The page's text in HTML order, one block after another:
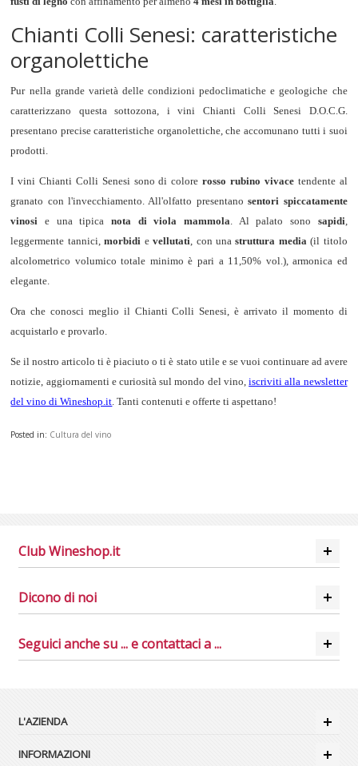
Chianti Colli Senesi: caratteristiche
organolettiche
Pur nella grande varietà delle condizioni pedoclimatiche e geologiche che
caratterizzano questa sottozona, i vini Chianti Colli Senesi D.O.C.G.
presentano precise caratteristiche organolettiche, che accomunano tutti i suoi
prodotti.
I vini Chianti Colli Senesi sono di colorerosso rubino vivacetendente al
granato con l'invecchiamento. All'olfatto presentanosentori spiccatamente
vinosi e una tipicanota di viola mammola . Al palato sono sapidi
leggermente tannici,morbidi evellutati , con unastruttura media (il titolo
alcolometrico volumico totale minimo è pari a 11,50% vol.), armonica ed
elegante.
Ora che conosci meglio il Chianti Colli Senesi, è arrivato il momento di
acquistarlo e provarlo.
Se il nostro articolo ti è piaciuto o ti è stato utile e se vuoi continuare ad avere
notizie, aggiornamenti e curiosità sul mondo del vino,iscriviti alla newsletter
del vino di Wineshop.it . Tanti contenuti e offerte ti aspettano!
Posted in: Cultura del vino
Club Wineshop.it
Dicono di noi
Seguici anche su ... e contattaci a ...
L'AZIENDA
INFORMAZIONI